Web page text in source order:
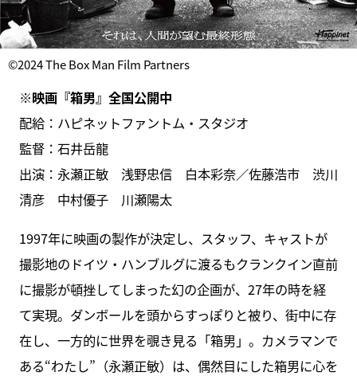
©2024 The Box Man Film Partners
※映画『箱男』全国公開中
配給：ハピネットファントム・スタジオ
監督：石井岳龍
出演：永瀬正敏 浅野忠信 白本彩奈／佐藤浩市 渋川
清彦 中村優子 川瀬陽太
1997年に映画の製作が決定し、スタッフ、キャストが
撮影地のドイツ・ハンブルグに渡るもクランクイン直前
に撮影が頓挫してしまった幻の企画が、27年の時を経
て実現。ダンボールを頭からすっぽりと被り、街中に存
在し、一方的に世界を覗き見る「箱男」。カメラマンで
ある“わたし”（永瀬正敏）は、偶然目にした箱男に心を